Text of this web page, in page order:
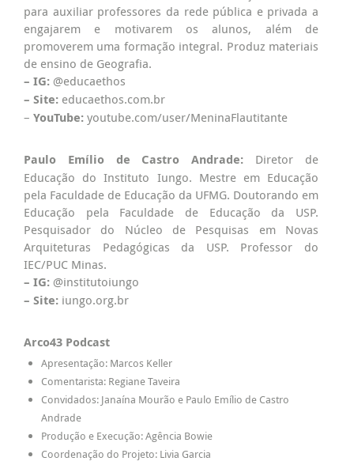
para auxiliar professores da rede pública e privada a
engajarem e motivarem os alunos, além de
promoverem uma formação integral. Produz materiais
de ensino de Geografia.
– IG: @educaethos
– Site: educaethos.com.br
– YouTube: youtube.com/user/MeninaFlautitante
Paulo Emílio de Castro Andrade: Diretor de
Educação do Instituto Iungo. Mestre em Educação
pela Faculdade de Educação da UFMG. Doutorando em
Educação pela Faculdade de Educação da USP.
Pesquisador do Núcleo de Pesquisas em Novas
Arquiteturas Pedagógicas da USP. Professor do
IEC/PUC Minas.
– IG: @institutoiungo
– Site: iungo.org.br
Arco43 Podcast
Apresentação: Marcos Keller
Comentarista: Regiane Taveira
Convidados: Janaína Mourão e Paulo Emílio de Castro
Andrade
Produção e Execução: Agência Bowie
Coordenação do Projeto: Livia Garcia